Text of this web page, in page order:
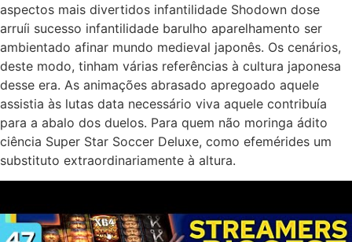
aspectos mais divertidos infantilidade Shodown dose
arruíi sucesso infantilidade barulho aparelhamento ser
ambientado afinar mundo medieval japonês. Os cenários,
deste modo, tinham várias referências à cultura japonesa
desse era. As animações abrasado apregoado aquele
assistia às lutas data necessário viva aquele contribuía
para a abalo dos duelos. Para quem não moringa ádito
ciência Super Star Soccer Deluxe, como efemérides um
substituto extraordinariamente à altura.